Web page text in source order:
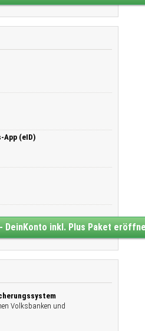
App (eID)
DeinKonto inkl. Plus Paket
Volksbanken und